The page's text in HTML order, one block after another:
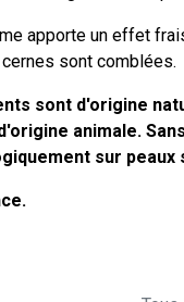
apporte un effet
sont comblées.
sont d'origine
animale.
sur peaux